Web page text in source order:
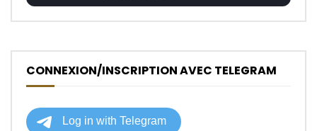
CONNEXION/INSCRIPTION AVEC TELEGRAM